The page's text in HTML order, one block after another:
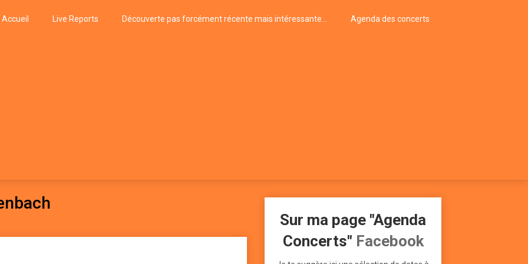
Accueil Live Reports Découverte pas forcément récente mais intéressante… Agenda des concerts
Sur ma page "Agenda
Concerts" Facebook